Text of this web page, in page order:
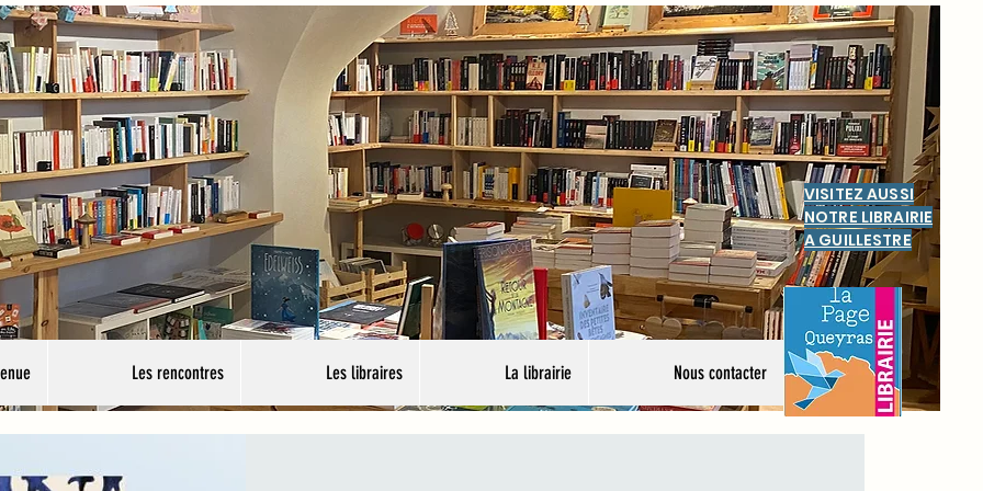
Nous contacter
La librairie
Les libraires
Les rencontres
VISITEZ AUSSI
NOTRE LIBRAIRIE
A GUILLESTRE